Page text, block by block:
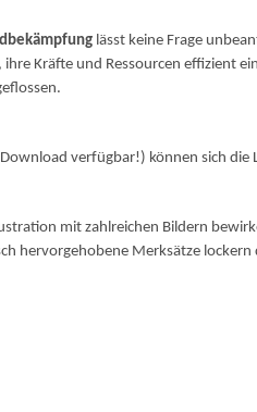
lässt keine Frage
Kräfte und Ressourcen effizient
verfügbar!) können sich die
mit zahlreichen Bildern
hervorgehobene Merksätze lockern